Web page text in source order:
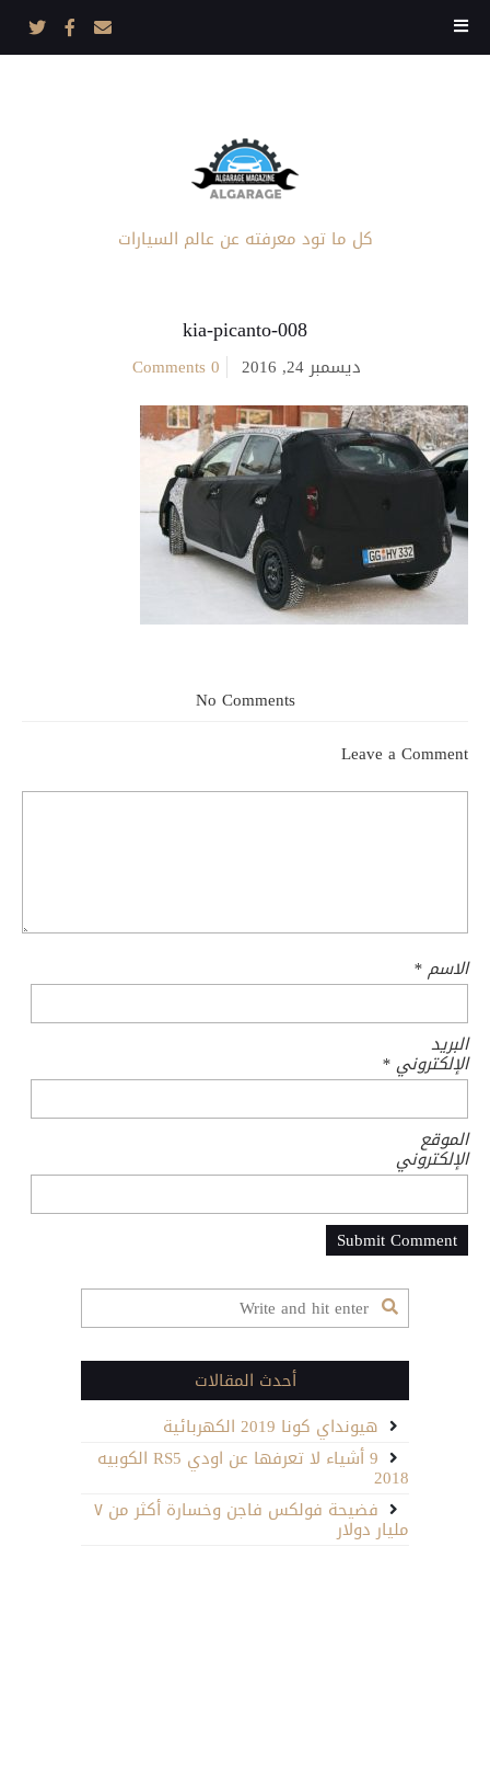
كل ما تود معرفته عن عالم السيارات
kia-picanto-008
ديسمبر 24, 2016 0 Comments
No Comments
Leave a Comment
الاسم*
البريد
الإلكتروني*
الموقع
الإلكتروني
أحدث المقالات
هيونداي كونا 2019 الكهربائية
9 أشياء لا تعرفها عن اودي RS5 الكوبيه
2018
فضيحة فولكس فاجن وخسارة أكثر من ٧
مليار دولار